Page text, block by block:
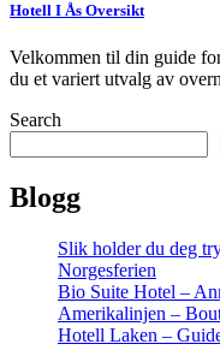
Hotell I Ås Oversikt
Velkommen til din guide
du et variert utvalg av
Search
Blogg
Slik holder du deg
Norgesferien
Bio Suite Hotel –
Amerikalinjen –
Hotell Laken –